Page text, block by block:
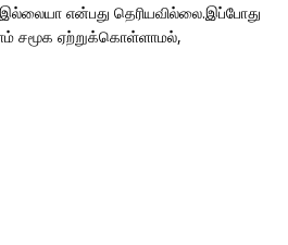
என்பது தெரியவில்லை.இப்போது
சமூக ஏற்றுக்கொள்ளாமல்,